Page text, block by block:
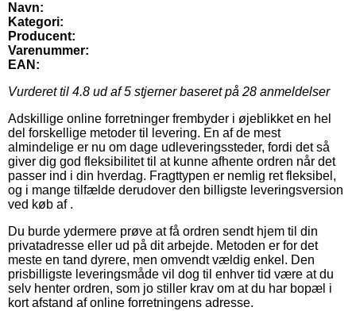
Navn:
Kategori:
Producent:
Varenummer:
EAN:
Vurderet til 4.8 ud af 5 stjerner baseret på 28 anmeldelser
Adskillige online forretninger frembyder i øjeblikket en hel
del forskellige metoder til levering. En af de mest
almindelige er nu om dage udleveringssteder, fordi det så
giver dig god fleksibilitet til at kunne afhente ordren når det
passer ind i din hverdag. Fragttypen er nemlig ret fleksibel,
og i mange tilfælde derudover den billigste leveringsversion
ved køb af .
Du burde ydermere prøve at få ordren sendt hjem til din
privatadresse eller ud på dit arbejde. Metoden er for det
meste en tand dyrere, men omvendt vældig enkel. Den
prisbilligste leveringsmåde vil dog til enhver tid være at du
selv henter ordren, som jo stiller krav om at du har bopæl i
kort afstand af online forretningens adresse.